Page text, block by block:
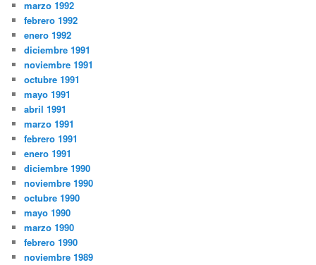
marzo 1992
febrero 1992
enero 1992
diciembre 1991
noviembre 1991
octubre 1991
mayo 1991
abril 1991
marzo 1991
febrero 1991
enero 1991
diciembre 1990
noviembre 1990
octubre 1990
mayo 1990
marzo 1990
febrero 1990
noviembre 1989